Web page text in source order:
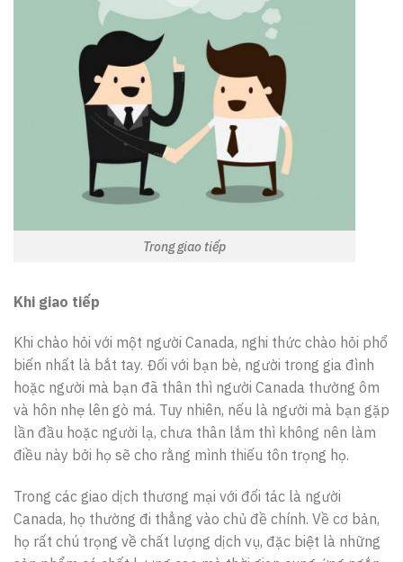
Trong giao tiếp
Khi giao tiếp
Khi chào hỏi với một người Canada, nghi thức chào hỏi phổ
biến nhất là bắt tay. Đối với bạn bè, người trong gia đình
hoặc người mà bạn đã thân thì người Canada thường ôm
và hôn nhẹ lên gò má. Tuy nhiên, nếu là người mà bạn gặp
lần đầu hoặc người lạ, chưa thân lắm thì không nên làm
điều này bởi họ sẽ cho rằng mình thiếu tôn trọng họ.
Trong các giao dịch thương mại với đối tác là người
Canada, họ thường đi thẳng vào chủ đề chính. Về cơ bản,
họ rất chú trọng về chất lượng dịch vụ, đặc biệt là những